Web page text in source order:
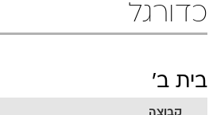
כדורגל
בית ב'